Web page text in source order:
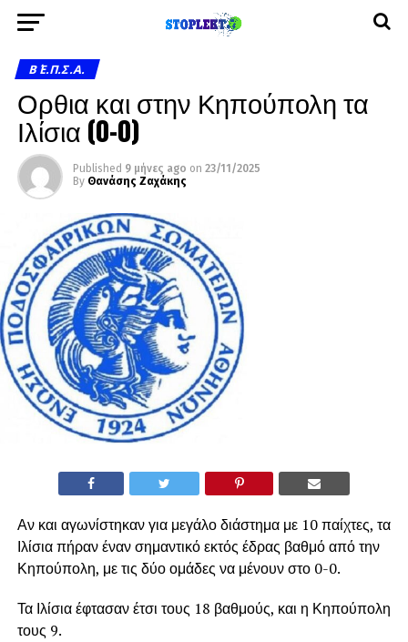
Β΄ Ε.Π.Σ.Α.
Ορθια και στην Κηπούπολη τα
Ιλίσια (0-0)
Published 9 μήνες ago on 23/11/2025
By Θανάσης Ζαχάκης
Αν και αγωνίστηκαν για μεγάλο διάστημα με 10 παίχτες, τα
Ιλίσια πήραν έναν σημαντικό εκτός έδρας βαθμό από την
Κηπούπολη, με τις δύο ομάδες να μένουν στο 0-0.
Τα Ιλίσια έφτασαν έτσι τους 18 βαθμούς, και η Κηπούπολη
τους 9.